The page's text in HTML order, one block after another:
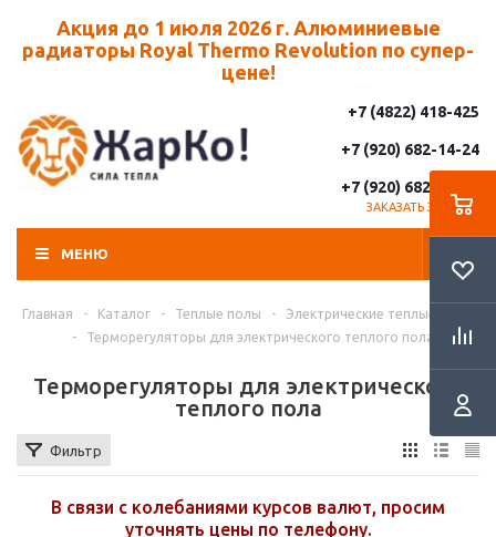
Акция до 1 июля 2026 г. Алюминиевые
радиаторы Royal Thermo Revolution по супер-
цене!
+7 (4822) 418-425
+7 (920) 682-14-24
+7 (920) 682-14-25
ЗАКАЗАТЬ ЗВОНОК
МЕНЮ
Главная - Каталог - Теплые полы -
Электрические теплые полы
-
Терморегуляторы для электрического теплого пола
Терморегуляторы для электрического
теплого пола
Фильтр
В связи с колебаниями курсов валют, просим
уточнять цены по телефону.